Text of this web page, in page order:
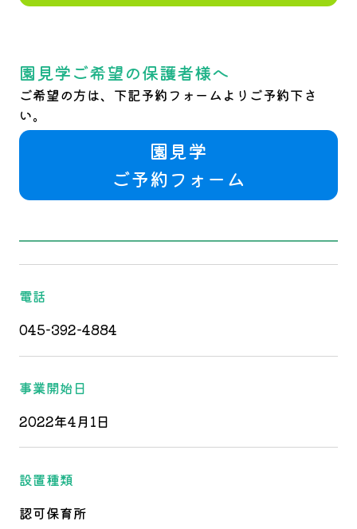
園見学ご希望の保護者様へ
ご希望の方は、下記予約フォームよりご予約下さ
い。
園見学
ご予約フォーム
電話
045-392-4884
事業開始日
2022年4月1日
設置種類
認可保育所